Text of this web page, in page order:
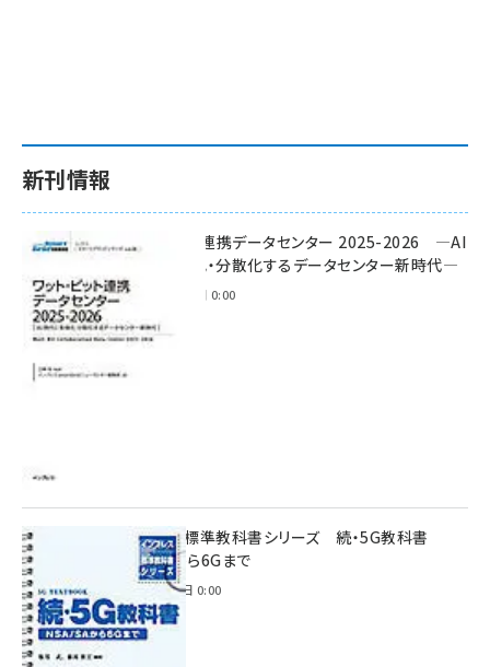
新刊情報
ワット・ビット連携データセンター 2025-2026 ―AI
時代に多様化・分散化するデータセンター新時代―
2025年11月28日 0:00
インプレス標準教科書シリーズ 続・5G教科書
NSA/SAから6Gまで
2023年4月3日 0:00